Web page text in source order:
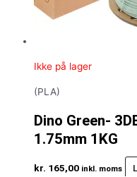
Ikke på lager
(PLA)
Dino Green-
1.75mm 1KG
kr. 165,00 inkl. moms